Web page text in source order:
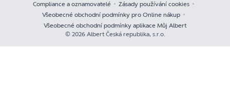
Compliance a oznamovatelé
Zásady používání cookies
Všeobecné obchodní podmínky pro Online nákup
Všeobecné obchodní podmínky aplikace Můj Albert
© 2026 Albert Česká republika, s.r.o.